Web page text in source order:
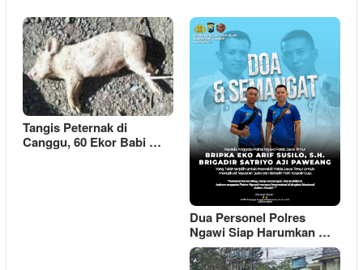
Tangis Peternak di
Canggu, 60 Ekor Babi …
Dua Personel Polres
Ngawi Siap Harumkan …